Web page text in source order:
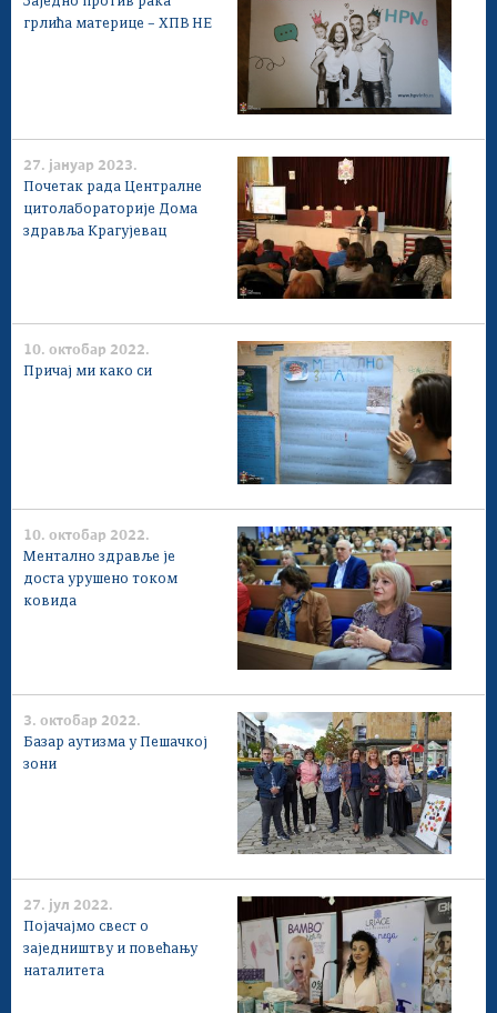
Савет за координацију послова безбедности
саобраћаја
Људска и мањинска права
грлића материце – ХПВ НЕ
27. јануар 2023.
Почетак рада Централне
цитолабораторије Дома
здравља Крагујевац
10. октобар 2022.
Причај ми како си
10. октобар 2022.
Ментално здравље је
доста урушено током
ковида
3. октобар 2022.
Базар аутизма у Пешачкој
зони
27. јул 2022.
Појачајмо свест о
заједништву и повећању
наталитета